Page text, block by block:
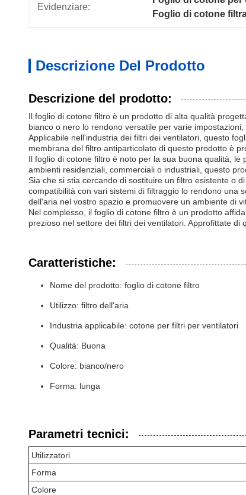
Evidenziare:
Foglio di cotone
Descrizione Del Prodotto
Descrizione del prodotto:
Il foglio di cotone filtro è un prodotto di alta qualità
bianco o nero lo rendono versatile per varie
Applicabile nell'industria dei filtri dei ventilatori, questo
membrana del filtro antiparticolato di questo prodotto è
Il foglio di cotone filtro è noto per la sua buona qualità,
ambienti residenziali, commerciali o industriali, questo
Sia che si stia cercando di sostituire un filtro esistente o
compatibilità con vari sistemi di filtraggio lo rendono una
dell'aria nel vostro spazio e promuovere un ambiente di
Nel complesso, il foglio di cotone filtro è un prodotto
prezioso nel settore dei filtri dei ventilatori. Approfittate
Caratteristiche:
Nome del prodotto: foglio di cotone filtro
Utilizzo: filtro dell'aria
Industria applicabile: cotone per filtri per ventilatori
Qualità: Buona
Colore: bianco/nero
Forma: lunga
Parametri tecnici:
Utilizzatori
Forma
Colore